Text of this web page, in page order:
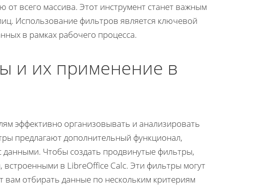
всего массива. Этот инструмент станет важным
Использование фильтров является ключевой
в рамках рабочего процесса.
и их применение в
эффективно организовывать и анализировать
предлагают дополнительный функционал,
Чтобы создать продвинутые фильтры,
в LibreOffice Calc. Эти фильтры могут
отбирать данные по нескольким критериям